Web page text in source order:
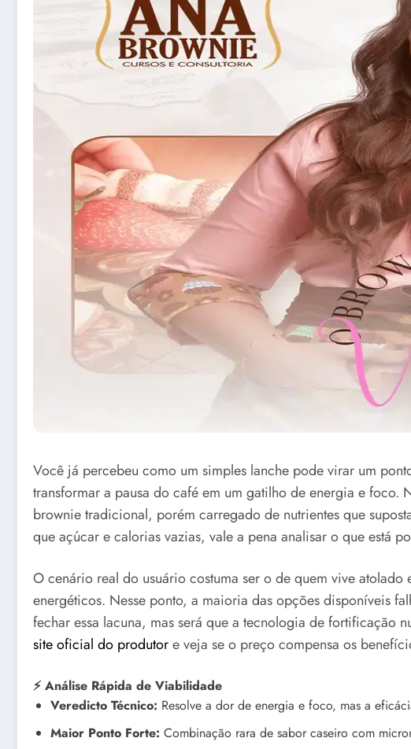
Você já percebeu como um simples lanche pode virar um
transformar a pausa do café em um gatilho de energia e foco.
brownie tradicional, porém carregado de nutrientes que
que açúcar e calorias vazias, vale a pena analisar o que está
O cenário real do usuário costuma ser o de quem vive
energéticos. Nesse ponto, a maioria das opções disponíveis
fechar essa lacuna, mas será que a tecnologia de fortificação
site oficial do produtore veja se o preço compensa os
⚡ Análise Rápida de Viabilidade
Veredicto Técnico: Resolve a dor de energia e foco, mas a
Maior Ponto Forte: Combinação rara de sabor caseiro com